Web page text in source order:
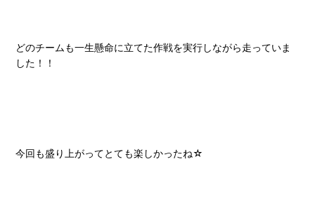
どのチームも一生懸命に立てた作戦を実行しながら走っていま
した！！
今回も盛り上がってとても楽しかったね☆